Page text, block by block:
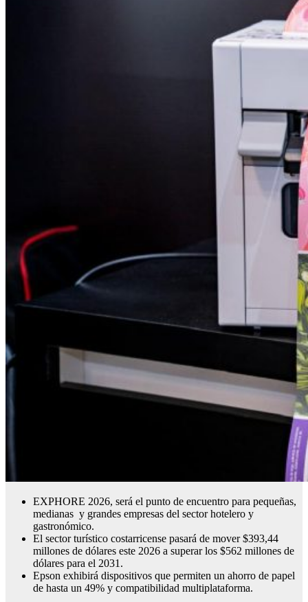
EXPHORE 2026, será el punto de encuentro para pequeñas,
medianas y grandes empresas del sector hotelero y
gastronómico.
El sector turístico costarricense pasará de mover $393,44
millones de dólares este 2026 a superar los $562 millones de
dólares para el 2031.
Epson exhibirá dispositivos que permiten un ahorro de papel
de hasta un 49% y compatibilidad multiplataforma.